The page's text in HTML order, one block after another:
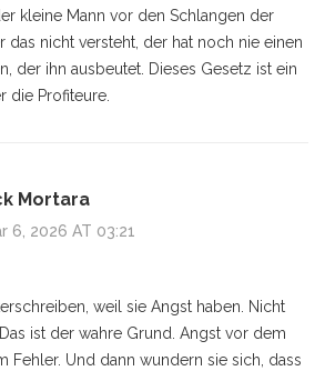
kleine Mann vor den Schlangen der
das nicht versteht, der hat noch nie einen
der ihn ausbeutet. Dieses Gesetz ist ein
die Profiteure.
Mortara
6, 2026 AT 03:21
weil sie Angst haben. Nicht
ist der wahre Grund. Angst vor dem
Fehler. Und dann wundern sie sich, dass